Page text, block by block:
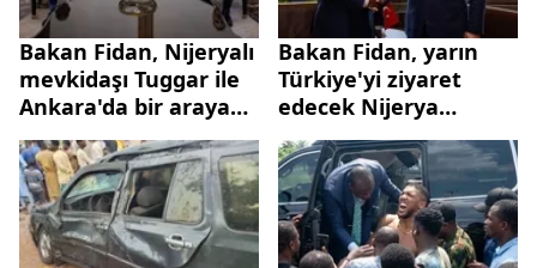
Bakan Fidan, Nijeryalı
mevkidaşı Tuggar ile
Ankara'da bir araya
geldi
Bakan Fidan, yarın
Türkiye'yi ziyaret
edecek Nijerya
Dışişleri Bakanı
Tuggar ile görüşecek